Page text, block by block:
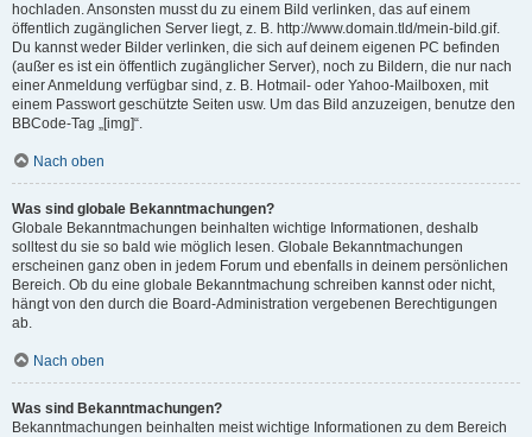
hochladen. Ansonsten musst du zu einem Bild verlinken, das auf einem
öffentlich zugänglichen Server liegt, z. B. http://www.domain.tld/mein-bild.gif.
Du kannst weder Bilder verlinken, die sich auf deinem eigenen PC befinden
(außer es ist ein öffentlich zugänglicher Server), noch zu Bildern, die nur nach
einer Anmeldung verfügbar sind, z. B. Hotmail- oder Yahoo-Mailboxen, mit
einem Passwort geschützte Seiten usw. Um das Bild anzuzeigen, benutze den
BBCode-Tag „[img]“.
Nach oben
Was sind globale Bekanntmachungen?
Globale Bekanntmachungen beinhalten wichtige Informationen, deshalb
solltest du sie so bald wie möglich lesen. Globale Bekanntmachungen
erscheinen ganz oben in jedem Forum und ebenfalls in deinem persönlichen
Bereich. Ob du eine globale Bekanntmachung schreiben kannst oder nicht,
hängt von den durch die Board-Administration vergebenen Berechtigungen
ab.
Nach oben
Was sind Bekanntmachungen?
Bekanntmachungen beinhalten meist wichtige Informationen zu dem Bereich